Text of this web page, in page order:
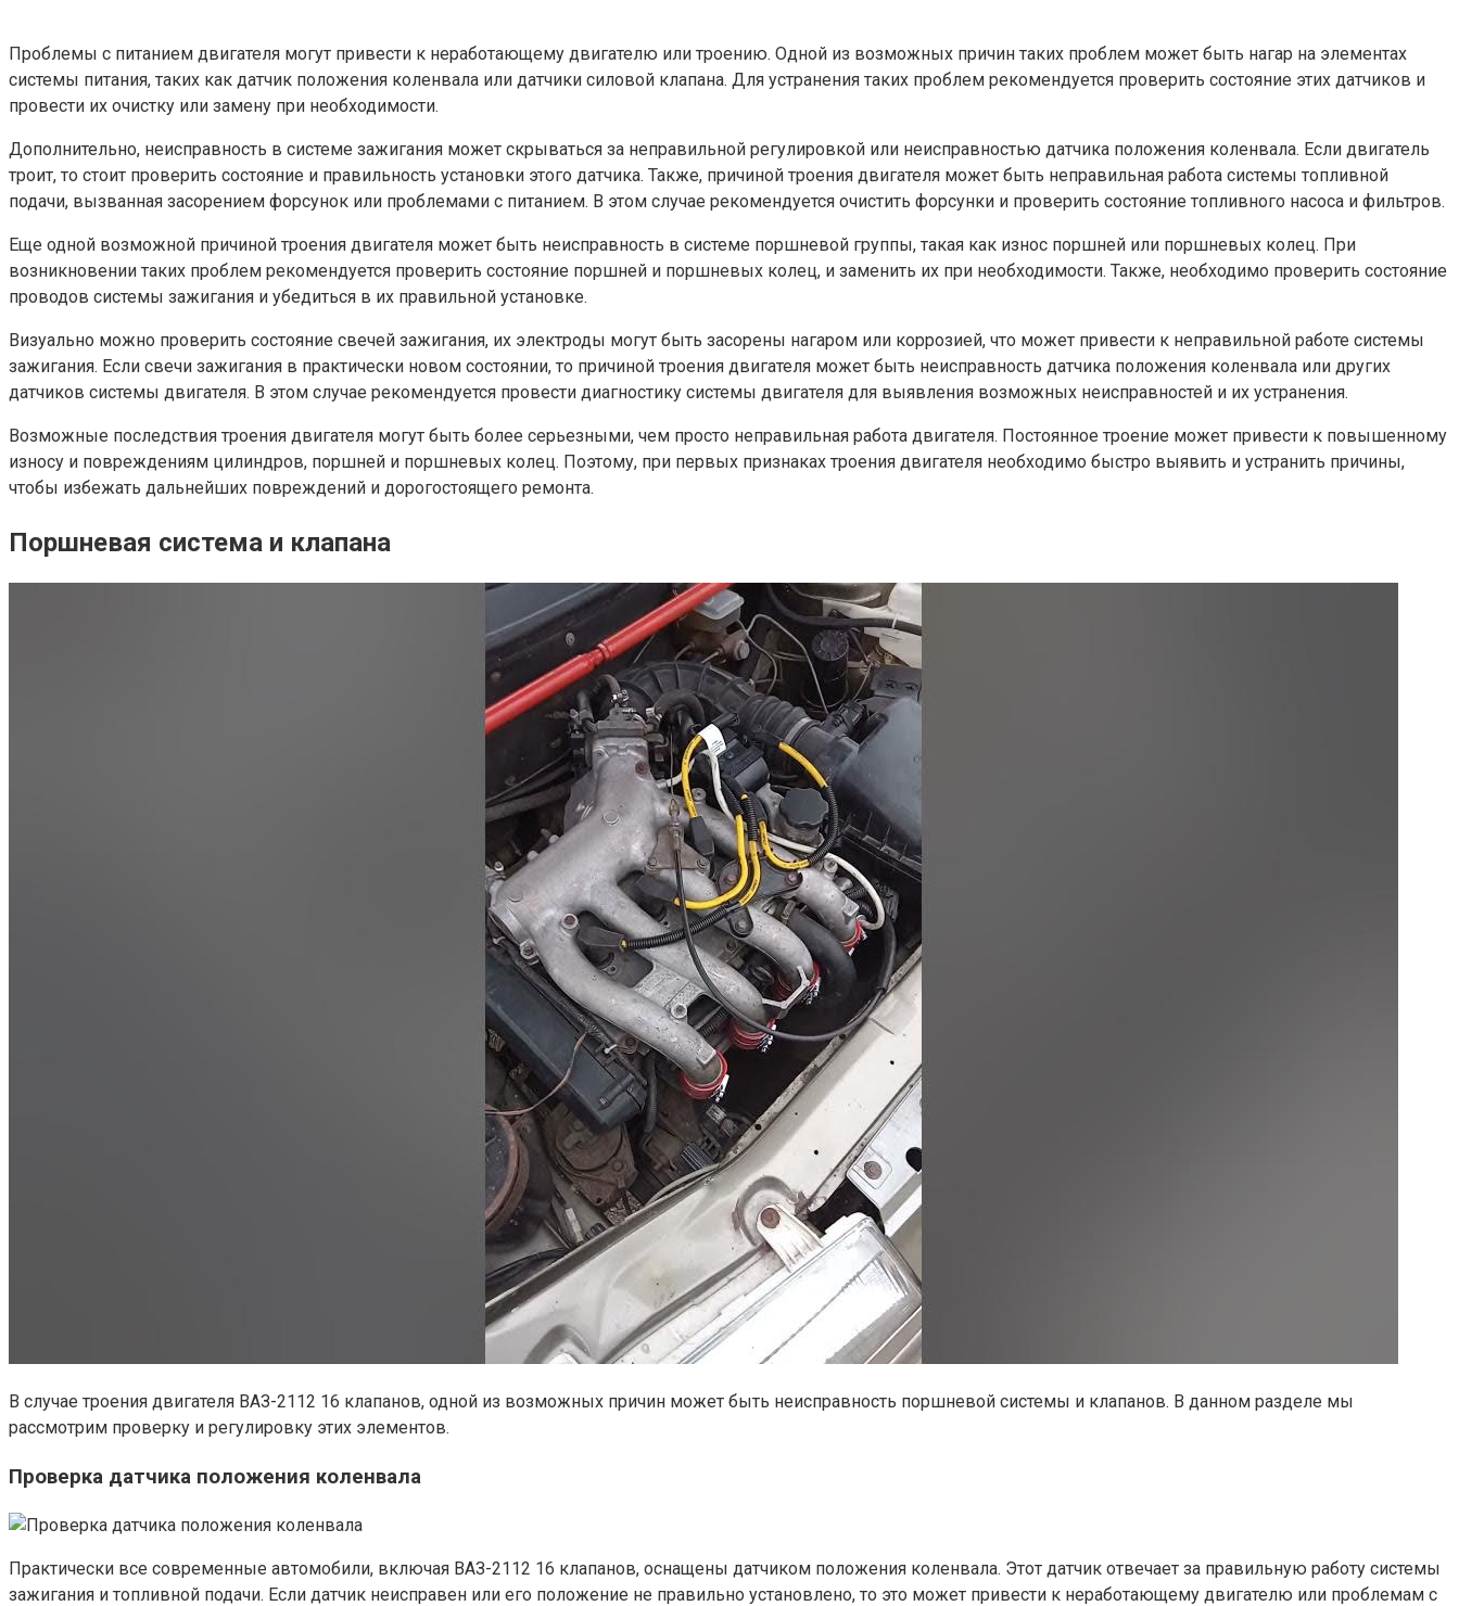
Проблемы с питанием двигателя могут привести к неработающему двигателю или троению. Одной из возможных причин таких проблем может быть нагар на элементах
системы питания, таких как датчик положения коленвала или датчики силовой клапана. Для устранения таких проблем рекомендуется проверить состояние этих датчиков и
провести их очистку или замену при необходимости.
Дополнительно, неисправность в системе зажигания может скрываться за неправильной регулировкой или неисправностью датчика положения коленвала. Если двигатель
троит, то стоит проверить состояние и правильность установки этого датчика. Также, причиной троения двигателя может быть неправильная работа системы топливной
подачи, вызванная засорением форсунок или проблемами с питанием. В этом случае рекомендуется очистить форсунки и проверить состояние топливного насоса и фильтров.
Еще одной возможной причиной троения двигателя может быть неисправность в системе поршневой группы, такая как износ поршней или поршневых колец. При
возникновении таких проблем рекомендуется проверить состояние поршней и поршневых колец, и заменить их при необходимости. Также, необходимо проверить состояние
проводов системы зажигания и убедиться в их правильной установке.
Визуально можно проверить состояние свечей зажигания, их электроды могут быть засорены нагаром или коррозией, что может привести к неправильной работе системы
зажигания. Если свечи зажигания в практически новом состоянии, то причиной троения двигателя может быть неисправность датчика положения коленвала или других
датчиков системы двигателя. В этом случае рекомендуется провести диагностику системы двигателя для выявления возможных неисправностей и их устранения.
Возможные последствия троения двигателя могут быть более серьезными, чем просто неправильная работа двигателя. Постоянное троение может привести к повышенному
износу и повреждениям цилиндров, поршней и поршневых колец. Поэтому, при первых признаках троения двигателя необходимо быстро выявить и устранить причины,
чтобы избежать дальнейших повреждений и дорогостоящего ремонта.
Поршневая система и клапана
В случае троения двигателя ВАЗ-2112 16 клапанов, одной из возможных причин может быть неисправность поршневой системы и клапанов. В данном разделе мы
рассмотрим проверку и регулировку этих элементов.
Проверка датчика положения коленвала
Практически все современные автомобили, включая ВАЗ-2112 16 клапанов, оснащены датчиком положения коленвала. Этот датчик отвечает за правильную работу системы
зажигания и топливной подачи. Если датчик неисправен или его положение не правильно установлено, то это может привести к неработающему двигателю или проблемам с